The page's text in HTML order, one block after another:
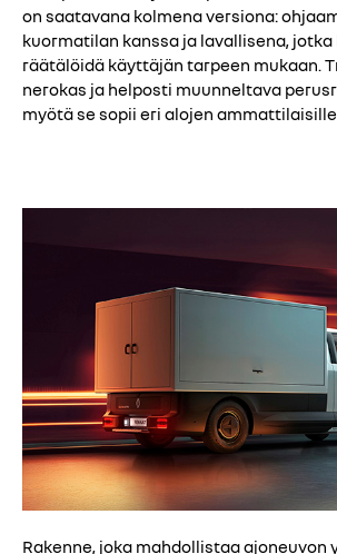
on saatavana kolmena versiona:
kuormatilan kanssa ja lavallisena, jotka
räätälöidä käyttäjän tarpeen mukaan.
nerokas ja helposti muunneltava
myötä se sopii eri alojen
Rakenne, joka mahdollistaa ajoneuvon